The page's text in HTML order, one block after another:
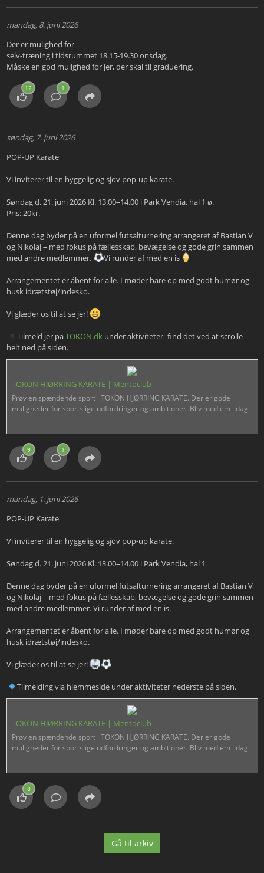
mandag, 8. juni 2026
Der er mulighed for
selv-træning i tidsrummet 18.15-19.30 onsdag.
Måske en god mulighed for jer, der skal til graduering.
12 1
søndag, 7. juni 2026
POP-UP Karate
Vi inviterer til en hyggelig og sjov pop-up karate.
Søndag d. 21. juni 2026 Kl. 13.00–14.00 i Park Vendia, hal 1 ø.
Pris: 20kr.
Denne dag byder på en uformel futsalturnering arrangeret af Bastian V
og Nikolaj – med fokus på fællesskab, bevægelse og gode grin sammen
med andre medlemmer.
Vi runder af med en is
Arrangementet er åbent for alle. I møder bare op med godt humør og
husk idrætstøj/indesko.
Vi glæder os til at se jer!
Tilmeld jer påTOKON.dk under aktiviteter- find det ved at scrolle
helt ned på siden.
TOKON HJØRRING KARATE | Mentoclub
Prøv en spændende sport i TOKON HJØRRING KARATE. Der er gode
muligheder for sportslige udfordringer og ambitioner. Bliv medlem i dag.
9 1
mandag, 1. juni 2026
POP-UP Karate
Vi inviterer til en hyggelig og sjov pop-up karate.
Søndag d. 21. juni 2026 Kl. 13.00–14.00 i Park Vendia, hal 1
Denne dag byder på en uformel futsalturnering arrangeret af Bastian V
og Nikolaj – med fokus på fællesskab, bevægelse og gode grin sammen
med andre medlemmer. Vi runder af med en is.
Arrangementet er åbent for alle. I møder bare op med godt humør og
husk idrætstøj/indesko.
Vi glæder os til at se jer!
Tilmelding via hjemmeside under aktiviteter nederste på siden.
TOKON HJØRRING KARATE | Mentoclub
Prøv en spændende sport i TOKON HJØRRING KARATE. Der er gode
muligheder for sportslige udfordringer og ambitioner. Bliv medlem i dag.
8
Gå til arkiv